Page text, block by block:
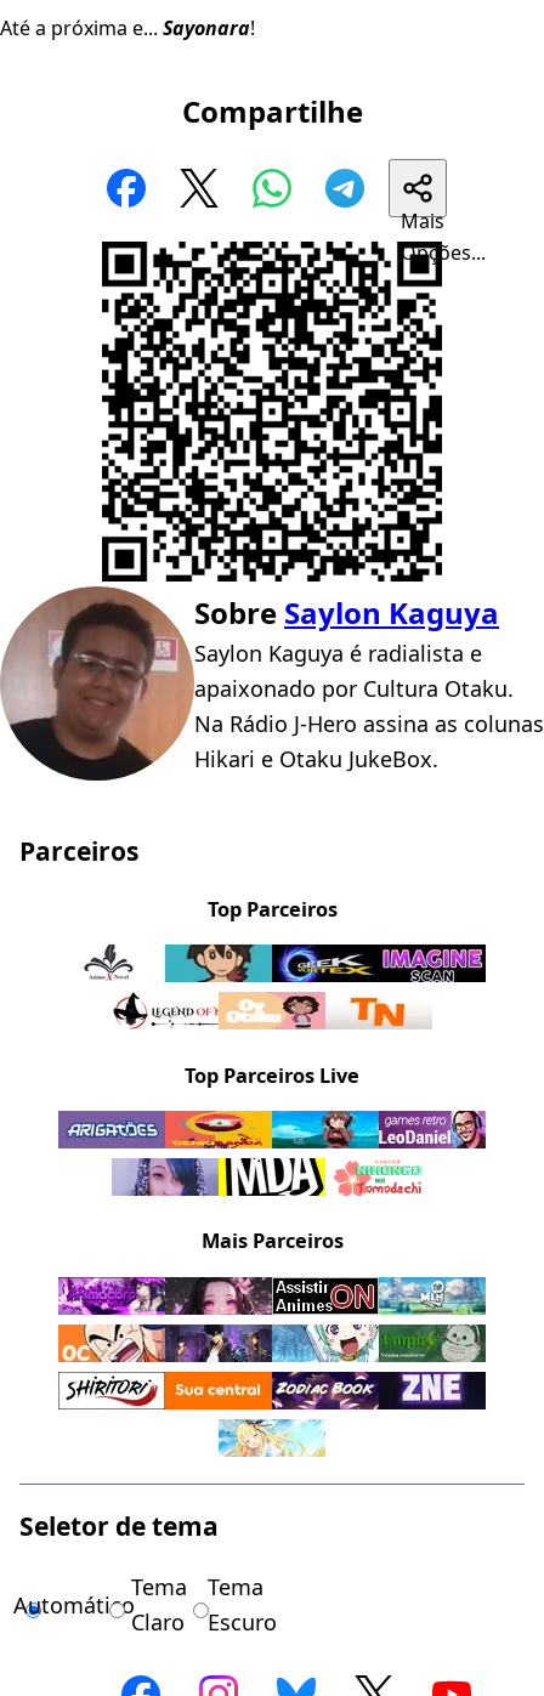
Até a próxima e... Sayonara!
Compartilhe
Mais
Opções...
Sobre Saylon Kaguya
Saylon Kaguya é radialista e
apaixonado por Cultura Otaku.
Na Rádio J-Hero assina as colunas
Hikari e Otaku JukeBox.
Parceiros
Top Parceiros
Top Parceiros Live
Mais Parceiros
Seletor de tema
Automático
Tema
Claro
Tema
Escuro